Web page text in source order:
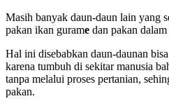
Masih banyak daun-daun lain yang
pakan ikan gurame dan pakan
Hal ini disebabkan daun-daunan
karena tumbuh di sekitar manusia
tanpa melalui proses pertanian,
pakan.